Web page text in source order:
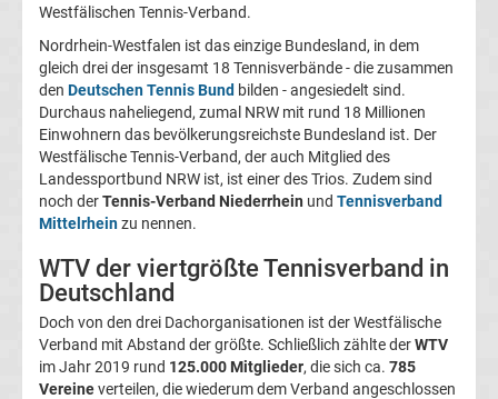
TV
Top-
Aktuell
Bundesliga
Bundesliga
Ergebnisse
Westfälischen Tennis-Verband.
Nordrhein-Westfalen ist das einzige Bundesland, in dem
gleich drei der insgesamt 18 Tennisverbände - die zusammen
den Deutschen Tennis Bund bilden - angesiedelt sind.
Durchaus naheliegend, zumal NRW mit rund 18 Millionen
Einwohnern das bevölkerungsreichste Bundesland ist. Der
Westfälische Tennis-Verband, der auch Mitglied des
Landessportbund NRW ist, ist einer des Trios. Zudem sind
noch derTennis-Verband Niederrhein und Tennisverband
Mittelrheinzu nennen.
WTV der viertgrößte Tennisverband in
Deutschland
Doch von den drei Dachorganisationen ist der Westfälische
Verband mit Abstand der größte. Schließlich zählte derWTV
im Jahr 2019 rund 125.000 Mitglieder, die sich ca. 785
Vereineverteilen, die wiederum dem Verband angeschlossen